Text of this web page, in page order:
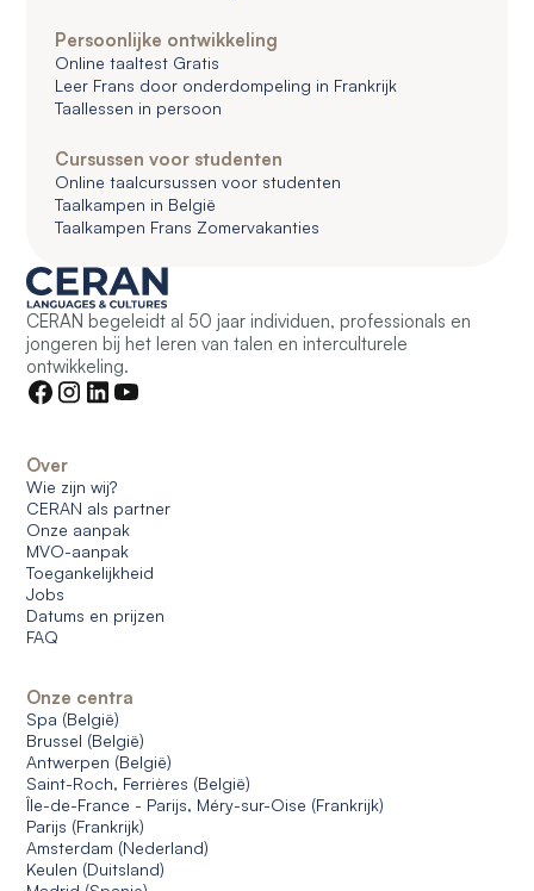
Persoonlijke ontwikkeling
Online taaltest Gratis
Leer Frans door onderdompeling in Frankrijk
Taallessen in persoon
Cursussen voor studenten
Online taalcursussen voor studenten
Taalkampen in België
Taalkampen Frans Zomervakanties
CERAN begeleidt al 50 jaar individuen, professionals en
jongeren bij het leren van talen en interculturele
ontwikkeling.
Over
Wie zijn wij?
CERAN als partner
Onze aanpak
MVO-aanpak
Toegankelijkheid
Jobs
Datums en prijzen
FAQ
Onze centra
Spa (België)
Brussel (België)
Antwerpen (België)
Saint-Roch, Ferrières (België)
Île-de-France - Parijs, Méry-sur-Oise (Frankrijk)
Parijs (Frankrijk)
Amsterdam (Nederland)
Keulen (Duitsland)